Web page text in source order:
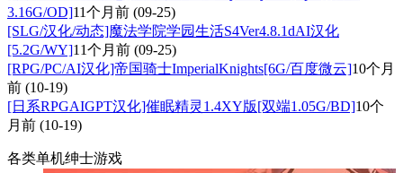
3.16G/OD]11个月前 (09-25)
[SLG/汉化/动态]魔法学院学园生活S4Ver4.8.1dAI汉化
[5.2G/WY]11个月前 (09-25)
[RPG/PC/AI汉化]帝国骑士ImperialKnights[6G/百度微云]10个月
前 (10-19)
[日系RPGAIGPT汉化]催眠精灵1.4XY版[双端1.05G/BD]10个
月前 (10-19)
各类单机绅士游戏